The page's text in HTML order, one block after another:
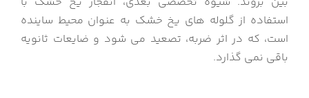
استفاده از گلوله های یخ خشک به عنوان محیط ساینده
است، که در اثر ضربه، تصعید می شود و ضایعات ثانویه
باقی نمی گذارد.